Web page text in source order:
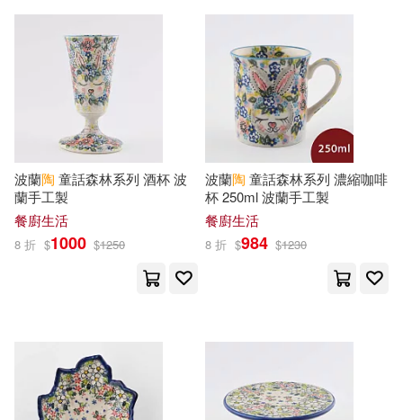
比利時氣球傳媒(12)
比利時氣球傳媒公司(12)
王貝(12)
瑞雅嬰童創智中心(12)
童趣出版有限公司(12)
芝田優作(12)
上海人民出版社(37) 五南(37)
小光點(37) 小魯文化(37)
慕客館(37)
遠方出版社(37) 天下雜誌(36)
湖南師範大學出版社(36)
吉林大學出版社(35)
波蘭陶 童話森林系列 酒杯 波
蘭手工製
餐廚生活
8 折 $1000 $1250
波蘭陶 童話森林系列 濃縮咖啡
杯 250ml 波蘭手工製
餐廚生活
8 折 $984 $1230